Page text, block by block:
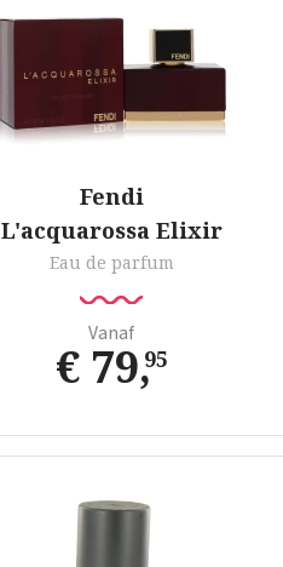
Fendi
L'acquarossa Elixir
Eau de parfum
Vanaf
€ 79,95